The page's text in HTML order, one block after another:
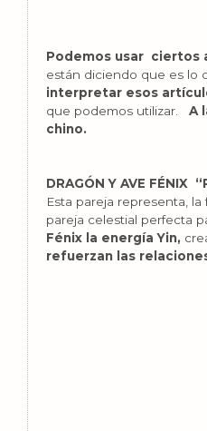
Podemos usar ciertos
están diciendo que es lo
interpretar esos
que podemos utilizar.
A
chino.
DRAGÓN Y AVE FÉNIX
Esta pareja representa,
pareja celestial perfecta
Fénix la energía Yin,
refuerzan las